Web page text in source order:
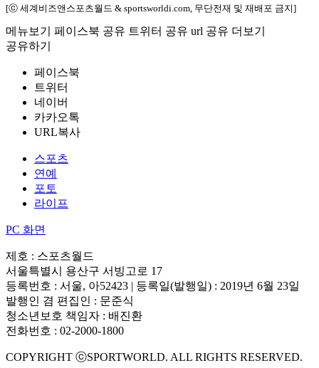
[ⓒ 세계비즈앤스포츠월드 & sportsworldi.com, 무단전재 및 재배포 금지]
메뉴보기 페이스북 공유 트위터 공유 url 공유 더보기
공유하기
페이스북
트위터
네이버
카카오톡
URL복사
스포츠
연예
포토
라이프
PC 화면
제호 : 스포츠월드
서울특별시 용산구 서빙고로 17
등록번호 : 서울, 아52423 | 등록일(발행일) : 2019년 6월 23일
발행인 겸 편집인 : 문준식
청소년보호 책임자 : 배진환
전화번호 : 02-2000-1800
COPYRIGHT ⓒSPORTWORLD. ALL RIGHTS RESERVED.